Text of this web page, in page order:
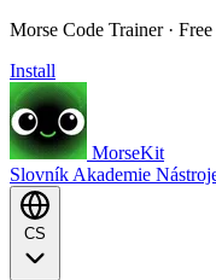
Morse Code Trainer ·
Install
MorseKit
Slovník Akademie